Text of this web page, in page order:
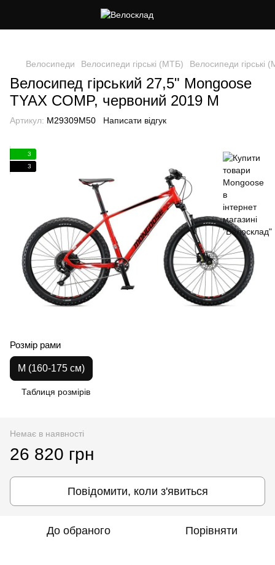
Велосипеди Велосипеди гірські (МТБ) Велосипеди
Велосипед гірський 27,5" Mongoose
TYAX COMP, червоний 2019 M
Артикул: M29309M50 Написати відгук
3
3
Розмір рами
M (160-175 см)
Таблиця розмірів
Немає в наявності
26 820 грн
Повідомити, коли з'явиться
До обраного Порівняти